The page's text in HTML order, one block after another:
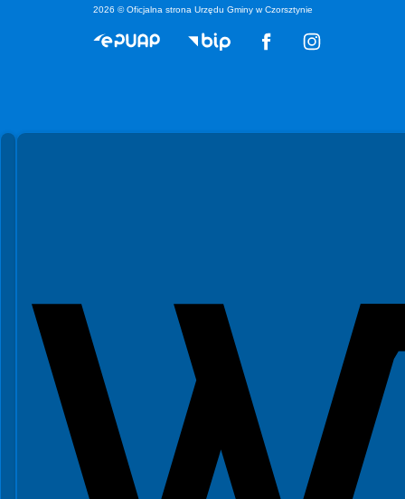
2026 © Oficjalna strona Urzędu Gminy w Czorsztynie
Spełniamy standardy WCAG 2.2
Spełniamy standardy W3C